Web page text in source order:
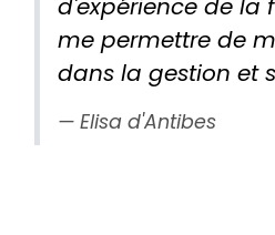
d'expérience de la
me permettre de
dans la gestion et
Elisa d'Antibes